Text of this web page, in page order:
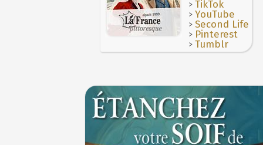
>TikTok
>YouTube
>Second Life
> Pinterest
>Tumblr